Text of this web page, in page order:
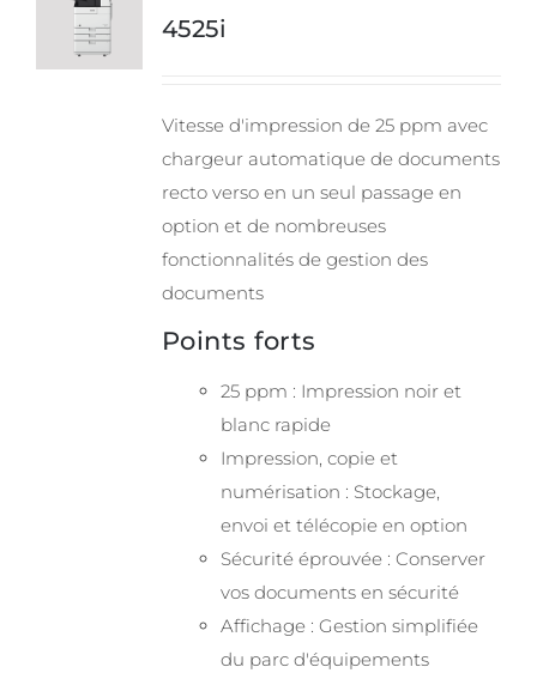
4525i
Vitesse d'impression de 25 ppm avec
chargeur automatique de documents
recto verso en un seul passage en
option et de nombreuses
fonctionnalités de gestion des
documents
Points forts
25 ppm : Impression noir et
blanc rapide
Impression, copie et
numérisation : Stockage,
envoi et télécopie en option
Sécurité éprouvée : Conserver
vos documents en sécurité
Affichage : Gestion simplifiée
du parc d'équipements